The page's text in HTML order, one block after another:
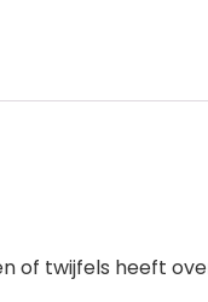
of twijfels heeft